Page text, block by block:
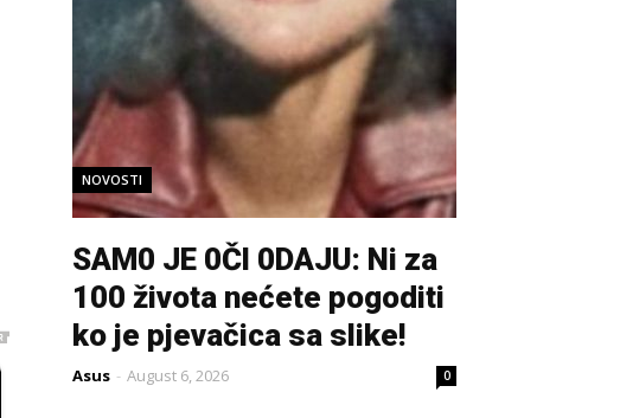
NOVOSTI
SAM0 JE 0Čl 0DAJU: Ni za
100 života nećete pogoditi
ko je pjevačica sa slike!
Asus - August 6, 2026 0